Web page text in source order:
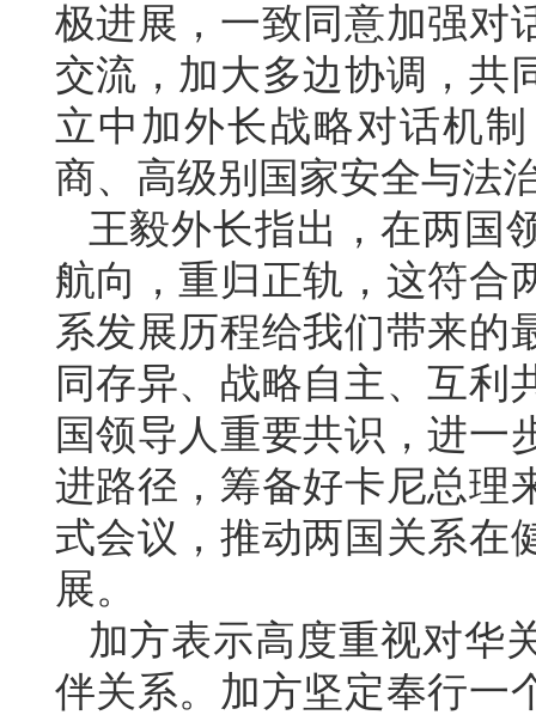
极进展，一致同意加强对
交流，加大多边协调，共
立中加外长战略对话机
商、高级别国家安全与法
王毅外长指出，在两国
航向，重归正轨，这符合
系发展历程给我们带来的
同存异、战略自主、互利
国领导人重要共识，进一
进路径，筹备好卡尼总理
式会议，推动两国关系在
展。
加方表示高度重视对华
伴关系。加方坚定奉行一